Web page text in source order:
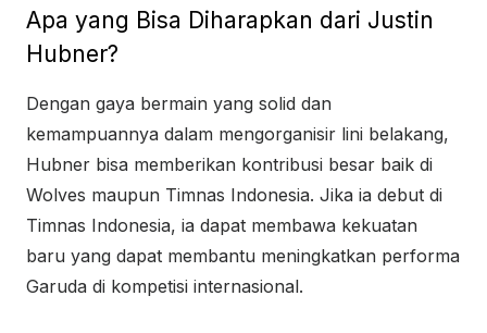
Apa yang Bisa Diharapkan dari Justin
Hubner?
Dengan gaya bermain yang solid dan
kemampuannya dalam mengorganisir lini belakang,
Hubner bisa memberikan kontribusi besar baik di
Wolves maupun Timnas Indonesia. Jika ia debut di
Timnas Indonesia, ia dapat membawa kekuatan
baru yang dapat membantu meningkatkan performa
Garuda di kompetisi internasional.